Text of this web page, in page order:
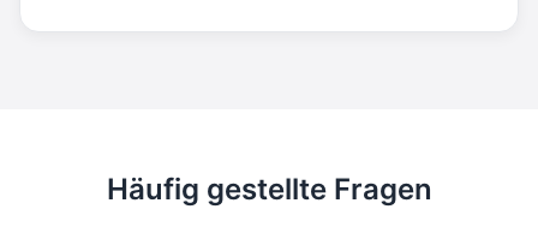
Häufig gestellte Fragen